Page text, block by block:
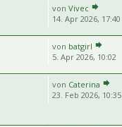
von Vivec
14. Apr 2026, 17:40
von batgirl
5. Apr 2026, 10:02
von Caterina
23. Feb 2026, 10:35